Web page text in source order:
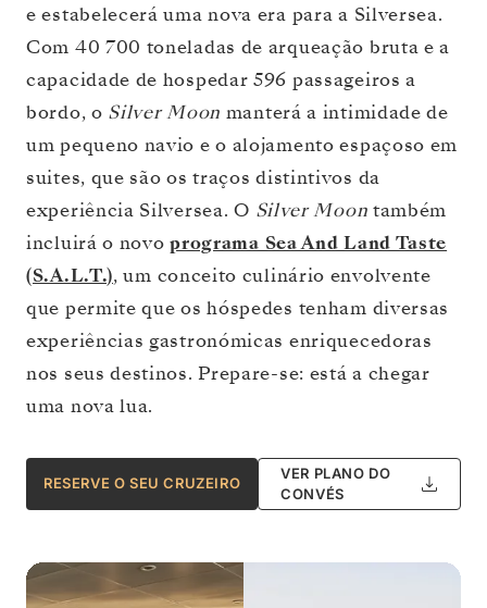
e estabelecerá uma nova era para a Silversea.
Com 40 700 toneladas de arqueação bruta e a
capacidade de hospedar 596 passageiros a
bordo, o Silver Moon manterá a intimidade de
um pequeno navio e o alojamento espaçoso em
suites, que são os traços distintivos da
experiência Silversea. O Silver Moon também
incluirá o novoprograma Sea And Land Taste
(S.A.L.T.), um conceito culinário envolvente
que permite que os hóspedes tenham diversas
experiências gastronómicas enriquecedoras
nos seus destinos. Prepare-se: está a chegar
uma nova lua.
RESERVE O SEU CRUZEIRO
VER PLANO DO
CONVÉS